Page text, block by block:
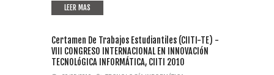
LEER MAS
Certamen De Trabajos Estudiantiles (CIITI-TE) -
VIII CONGRESO INTERNACIONAL EN INNOVACIóN
TECNOLóGICA INFORMÁTICA, CIITI 2010